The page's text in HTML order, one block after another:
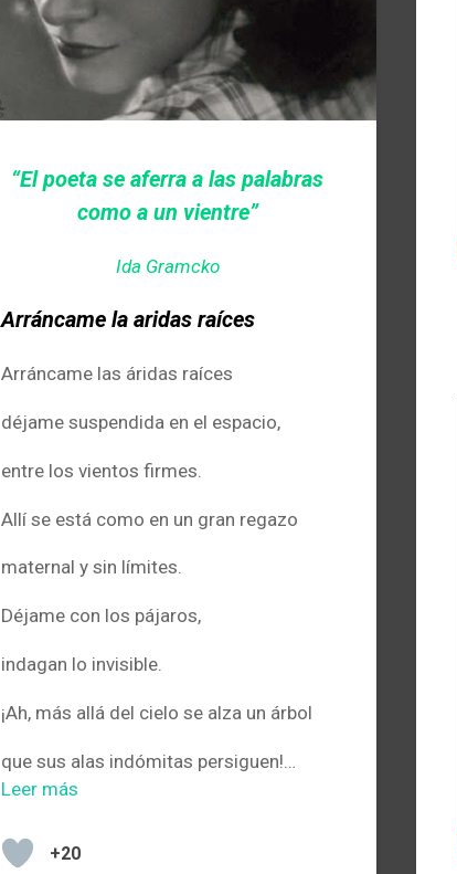
“El poeta se aferra a las palabras
como a un vientre”
Ida Gramcko
Arráncame la aridas raíces
Arráncame las áridas raíces
déjame suspendida en el espacio,
entre los vientos firmes.
Allí se está como en un gran regazo
maternal y sin límites.
Déjame con los pájaros,
indagan lo invisible.
¡Ah, más allá del cielo se alza un árbol
que sus alas indómitas persiguen!…
Leer más
+20